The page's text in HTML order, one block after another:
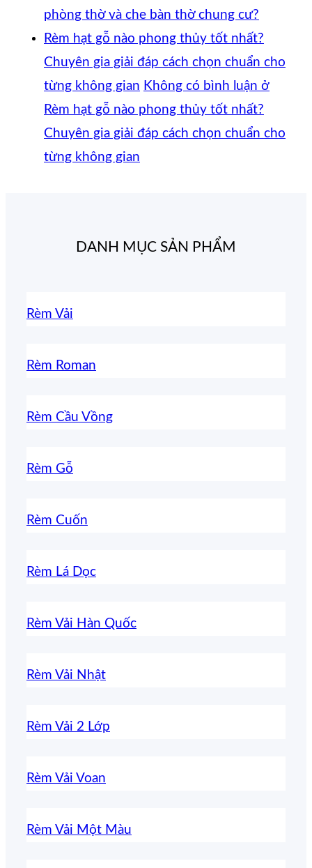
phòng thờ và che bàn thờ chung cư?
Rèm hạt gỗ nào phong thủy tốt nhất?
Chuyên gia giải đáp cách chọn chuẩn cho
từng không gian Không có bình luận ở
Rèm hạt gỗ nào phong thủy tốt nhất?
Chuyên gia giải đáp cách chọn chuẩn cho
từng không gian
DANH MỤC SẢN PHẨM
Rèm Vải
Rèm Roman
Rèm Cầu Vồng
Rèm Gỗ
Rèm Cuốn
Rèm Lá Dọc
Rèm Vải Hàn Quốc
Rèm Vải Nhật
Rèm Vải 2 Lớp
Rèm Vải Voan
Rèm Vải Một Màu